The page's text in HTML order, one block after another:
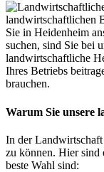
landwirtschaftlichen
Sie in Heidenheim
suchen, sind Sie bei
landwirtschaftliche
Ihres Betriebs
brauchen.
Warum Sie unsere
In der Landwirtschaft
zu können. Hier sind
beste Wahl sind: